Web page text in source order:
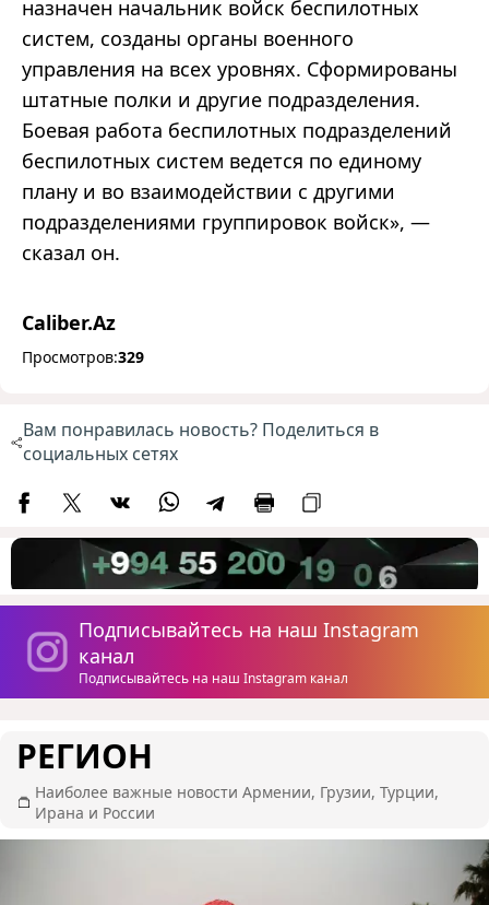
назначен начальник войск беспилотных
систем, созданы органы военного
управления на всех уровнях. Сформированы
штатные полки и другие подразделения.
Боевая работа беспилотных подразделений
беспилотных систем ведется по единому
плану и во взаимодействии с другими
подразделениями группировок войск», —
сказал он.
Caliber.Az
Просмотров:329
Вам понравилась новость? Поделиться в
социальных сетях
Подписывайтесь на наш Instagram
канал
Подписывайтесь на наш Instagram канал
РЕГИОН
Наиболее важные новости Армении, Грузии, Турции,
Ирана и России